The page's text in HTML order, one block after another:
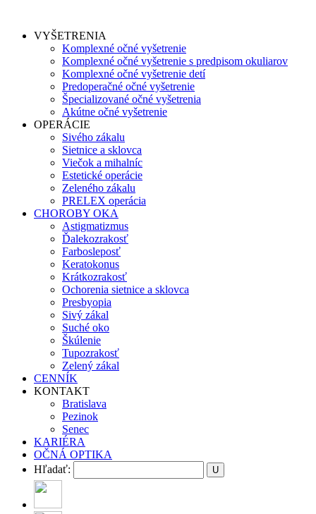
VYŠETRENIA
Komplexné očné vyšetrenie
Komplexné očné vyšetrenie s predpisom okuliarov
Komplexné očné vyšetrenie detí
Predoperačné očné vyšetrenie
Špecializované očné vyšetrenia
Akútne očné vyšetrenie
OPERÁCIE
Sivého zákalu
Sietnice a sklovca
Viečok a mihalníc
Estetické operácie
Zeleného zákalu
PRELEX operácia
CHOROBY OKA
Astigmatizmus
Ďalekozrakosť
Farbosleposť
Keratokonus
Krátkozrakosť
Ochorenia sietnice a sklovca
Presbyopia
Sivý zákal
Suché oko
Škúlenie
Tupozrakosť
Zelený zákal
CENNÍK
KONTAKT
Bratislava
Pezinok
Senec
KARIÉRA
OČNÁ OPTIKA
Hľadať: